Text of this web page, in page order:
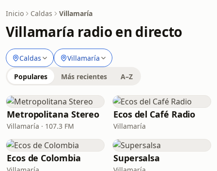
Inicio Caldas Villamaría
Villamaría radio en directo
Caldas Villamaría
Populares Más recientes A–Z
Metropolitana Stereo
Villamaría · 107.3 FM
Ecos del Café Radio
Villamaría
Ecos de Colombia Supersalsa